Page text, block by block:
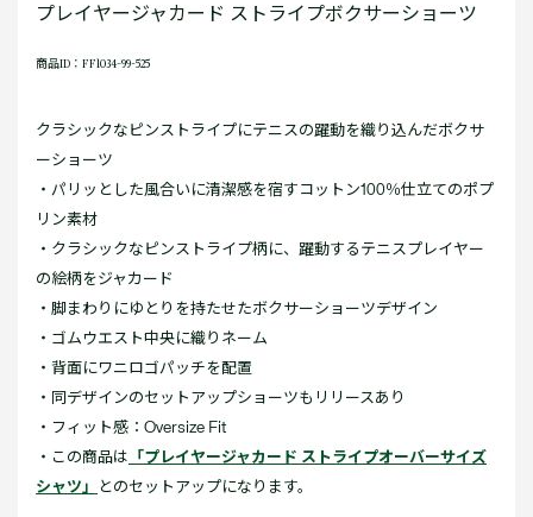
プレイヤージャカード ストライプボクサーショーツ
商品ID：FF1034-99-525
クラシックなピンストライプにテニスの躍動を織り込んだボクサ
ーショーツ
・パリッとした風合いに清潔感を宿すコットン100％仕立てのポプ
リン素材
・クラシックなピンストライプ柄に、躍動するテニスプレイヤー
の絵柄をジャカード
・脚まわりにゆとりを持たせたボクサーショーツデザイン
・ゴムウエスト中央に織りネーム
・背面にワニロゴパッチを配置
・同デザインのセットアップショーツもリリースあり
・フィット感：Oversize Fit
・この商品は 「プレイヤージャカード ストライプオーバーサイズ
シャツ」 とのセットアップになります。